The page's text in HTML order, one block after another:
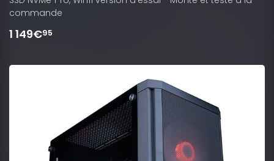
commande
1 149€95